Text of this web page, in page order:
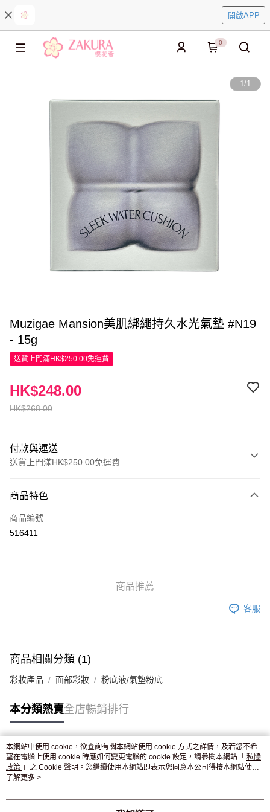
開啟APP
0
1/1
Muzigae Mansion美肌綁繩持久水光氣墊 #N19
- 15g
送貨上門滿HK$250.00免運費
HK$268.00
HK$248.00
付款與運送
送貨上門滿HK$250.00免運費
信用卡
Apple Pay
付款後門市自取，訂單確認後2-4個工作天到店，7天內取。逾期後
商品特色
商品編號
516411
商品推薦
客服
商品相關分類 (1)
彩妝產品 面部彩妝 粉底液/氣墊粉底
本分類熱賣全店暢銷排行
熱門標籤
熱銷排行
本網站中使用 cookie，欲查詢有關本網站使用 cookie 方式之詳情，及若您不希
望在電腦上使用 cookie 時應如何變更電腦的 cookie 設定，請參閱本網站「 私隱
政策 」之 Cookie 聲明。您繼續使用本網站即表示您同意本公司得按本網站使用
條款之 Cookie 聲明使用 cookie。
了解更多 >